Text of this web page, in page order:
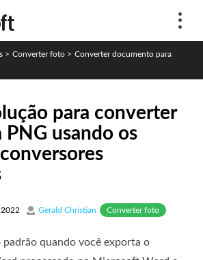
> Converter foto > Converter documento para
para converter
PNG usando os
Gerald Christian Converter foto
padrão quando você exporta o